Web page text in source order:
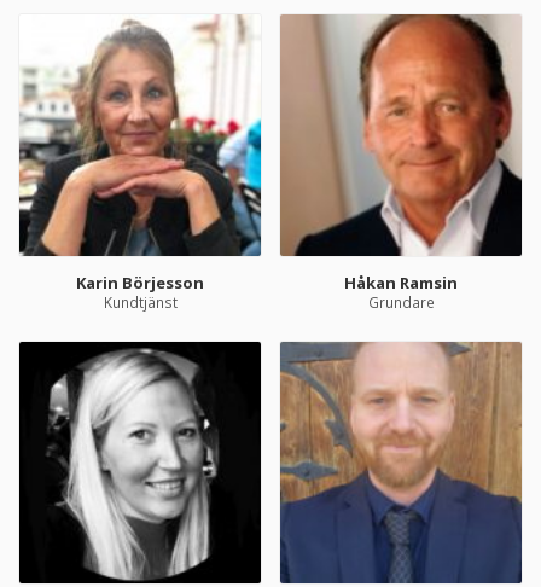
Karin Börjesson
Kundtjänst
Håkan Ramsin
Grundare